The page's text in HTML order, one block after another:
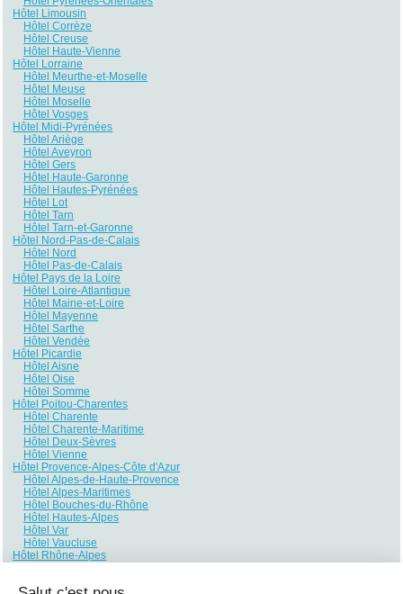
Hôtel Limousin
Hôtel Corrèze
Hôtel Creuse
Hôtel Haute-Vienne
Hôtel Lorraine
Hôtel Meurthe-et-Moselle
Hôtel Meuse
Hôtel Moselle
Hôtel Vosges
Hôtel Midi-Pyrénées
Hôtel Ariège
Hôtel Aveyron
Hôtel Gers
Hôtel Haute-Garonne
Hôtel Hautes-Pyrénées
Hôtel Lot
Hôtel Tarn
Hôtel Tarn-et-Garonne
Hôtel Nord-Pas-de-Calais
Hôtel Nord
Hôtel Pas-de-Calais
Hôtel Pays de la Loire
Hôtel Loire-Atlantique
Hôtel Maine-et-Loire
Hôtel Mayenne
Hôtel Sarthe
Hôtel Vendée
Hôtel Picardie
Hôtel Aisne
Hôtel Oise
Hôtel Somme
Hôtel Poitou-Charentes
Hôtel Charente
Hôtel Charente-Maritime
Hôtel Deux-Sèvres
Hôtel Vienne
Hôtel Provence-Alpes-Côte d'Azur
Hôtel Alpes-de-Haute-Provence
Hôtel Alpes-Maritimes
Hôtel Bouches-du-Rhône
Hôtel Hautes-Alpes
Hôtel Var
Hôtel Vaucluse
Hôtel Rhône-Alpes